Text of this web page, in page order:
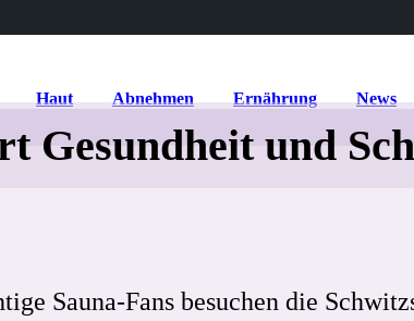
Haut Abnehmen Ernährung News
Gesundheit und
Sauna-Fans besuchen die